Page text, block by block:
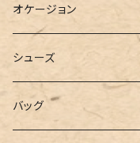
ブラウス
カーディガン
ポロシャツ
スウェット
ジャージ
スラックス
パーカーワンピース
ニットワンピース
キャミワンピース
オケージョン
シューズ
ブーツ
バッグ